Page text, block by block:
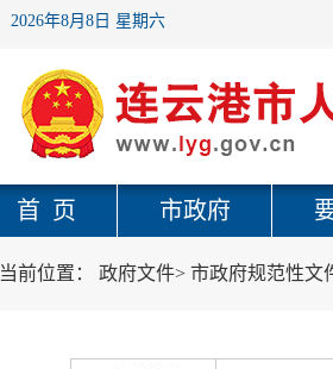
2026年8月8日 星期六
首 页 市政府
当前位置： 政府文件> 市政府规范性文